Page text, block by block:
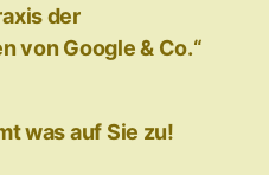
der
von Google & Co.“
was auf Sie zu!